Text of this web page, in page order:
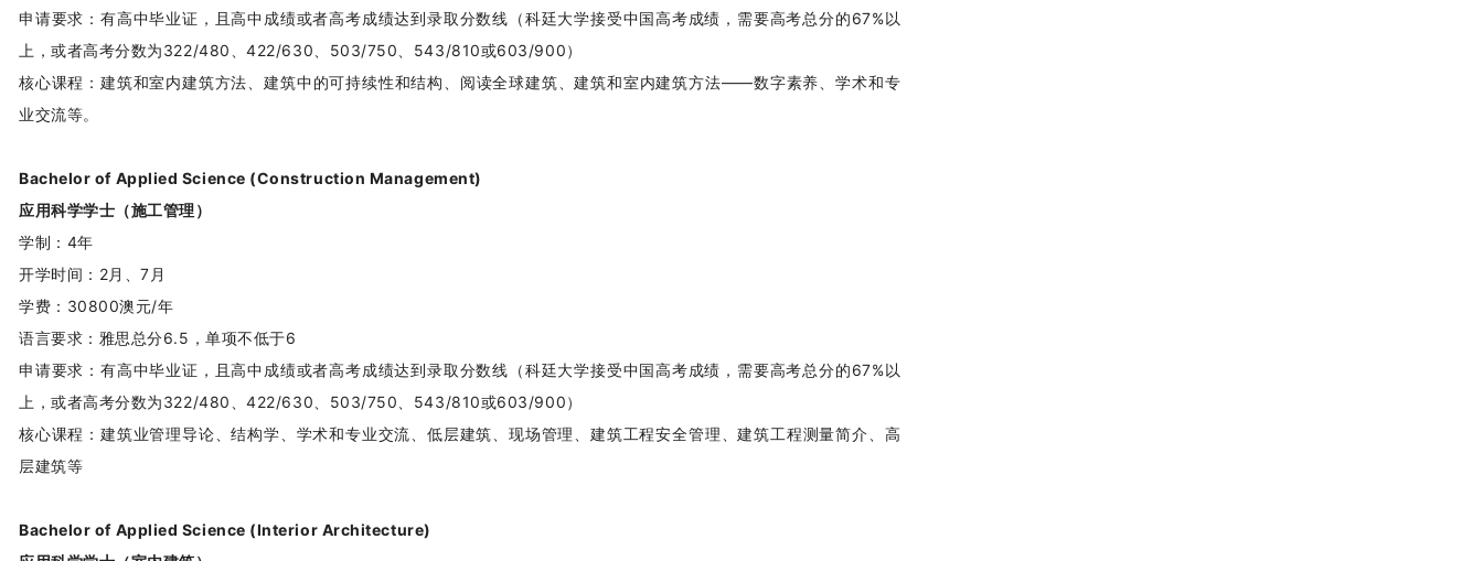
申请要求：有高中毕业证，且高中成绩或者高考成绩达到录取分数线（科廷大学接受中国高考成绩，需要高考总分的67%以
上，或者高考分数为322/480、422/630、503/750、543/810或603/900）
核心课程：建筑和室内建筑方法、建筑中的可持续性和结构、阅读全球建筑、建筑和室内建筑方法——数字素养、学术和专
业交流等。
Bachelor of Applied Science (Construction Management)
应用科学学士（施工管理）
学制：4年
开学时间：2月、7月
学费：30800澳元/年
语言要求：雅思总分6.5，单项不低于6
申请要求：有高中毕业证，且高中成绩或者高考成绩达到录取分数线（科廷大学接受中国高考成绩，需要高考总分的67%以
上，或者高考分数为322/480、422/630、503/750、543/810或603/900）
核心课程：建筑业管理导论、结构学、学术和专业交流、低层建筑、现场管理、建筑工程安全管理、建筑工程测量简介、高
层建筑等
Bachelor of Applied Science (Interior Architecture)